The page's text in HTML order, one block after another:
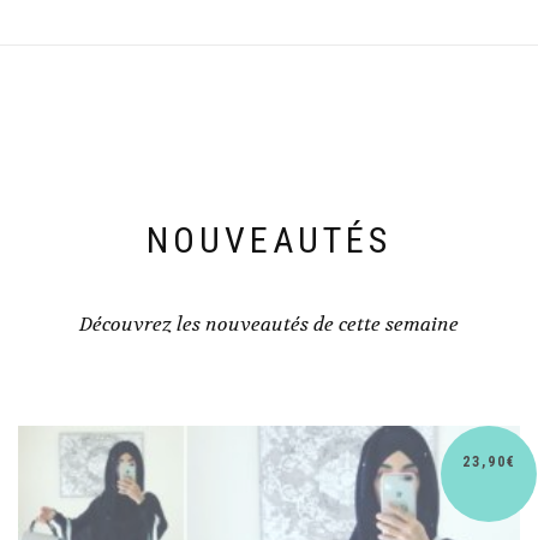
NOUVEAUTÉS
Découvrez les nouveautés de cette semaine
30,90€